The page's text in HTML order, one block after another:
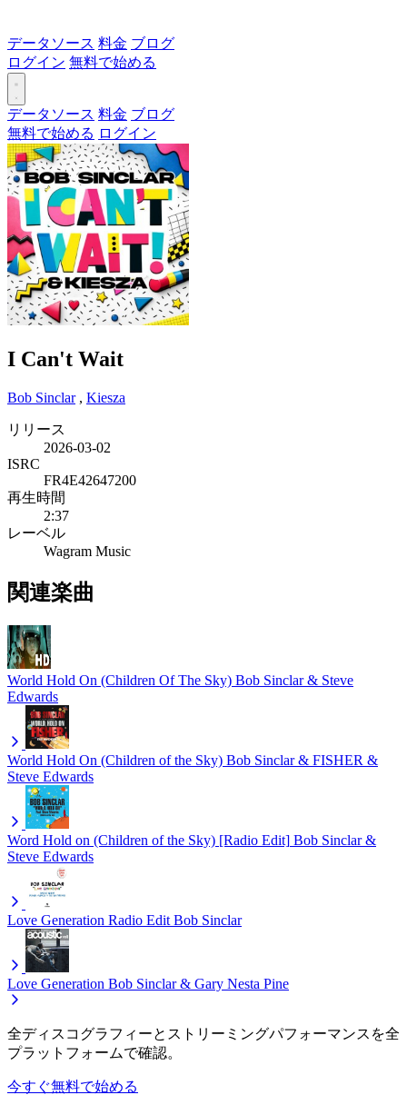
データソース 料金 ブログ
ログイン 無料で始める
データソース 料金 ブログ
無料で始める ログイン
I Can't Wait
Bob Sinclar, Kiesza
リリース
2026-03-02
ISRC
FR4E42647200
再生時間
2:37
レーベル
Wagram Music
関連楽曲
World Hold On (Children Of The Sky) Bob Sinclar & Steve
Edwards
World Hold On (Children of the Sky) Bob Sinclar & FISHER &
Steve Edwards
Word Hold on (Children of the Sky) [Radio Edit] Bob Sinclar &
Steve Edwards
Love Generation Radio Edit Bob Sinclar
Love Generation Bob Sinclar & Gary Nesta Pine
全ディスコグラフィーとストリーミングパフォーマンスを全
プラットフォームで確認。
今すぐ無料で始める